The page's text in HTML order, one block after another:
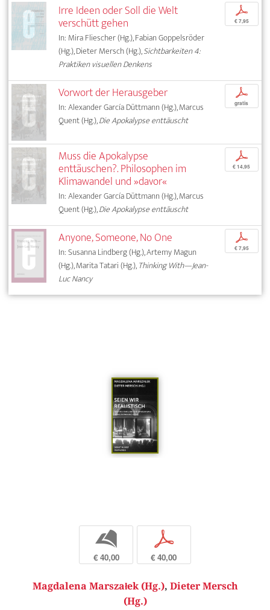
Irre Ideen oder Soll die Welt
verschütt gehen
In: Mira Fliescher (Hg.), Fabian Goppelsröder
(Hg.), Dieter Mersch (Hg.),Sichtbarkeiten 4:
Praktiken visuellen Denkens
p
€ 7,95
Vorwort der Herausgeber
In: Alexander García Düttmann (Hg.), Marcus
Quent (Hg.),Die Apokalypse enttäuscht
p
gratis
Muss die Apokalypse
enttäuschen?. Philosophen im
Klimawandel und »davor«
In: Alexander García Düttmann (Hg.), Marcus
Quent (Hg.),Die Apokalypse enttäuscht
p
€ 14,95
Anyone, Someone, No One
In: Susanna Lindberg (Hg.), Artemy Magun
(Hg.), Marita Tatari (Hg.),Thinking With—Jean-
Luc Nancy
p
€ 7,95
b
€ 40,00
p
€ 40,00
Magdalena Marszałek (Hg.), Dieter Mersch
(Hg.)